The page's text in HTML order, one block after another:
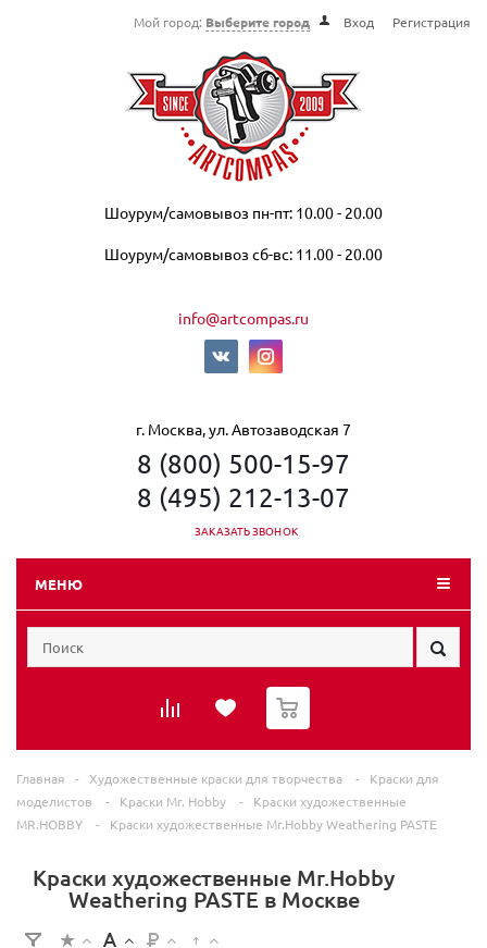
Мой город: Выберите город Вход Регистрация
Шоурум/самовывоз пн-пт: 10.00 - 20.00
Шоурум/самовывоз сб-вс: 11.00 - 20.00
info@artcompas.ru
г. Москва, ул. Автозаводская 7
8 (800) 500-15-97
8 (495) 212-13-07
ЗАКАЗАТЬ ЗВОНОК
МЕНЮ
0
Главная - Художественные краски для творчества -
Краски для
моделистов
- Краски Mr. Hobby -
Краски художественные
MR.HOBBY
- Краски художественные Mr.Hobby Weathering PASTE
Краски художественные Mr.Hobby
Weathering PASTE в Москве